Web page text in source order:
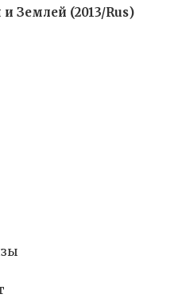
Землей (2013/Rus)